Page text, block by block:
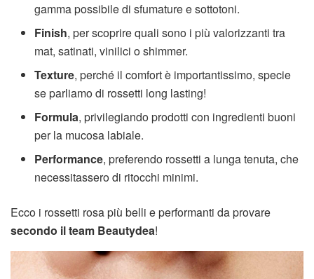
gamma possibile di sfumature e sottotoni.
Finish, per scoprire quali sono i più valorizzanti tra
mat, satinati, vinilici o shimmer.
Texture, perché il comfort è importantissimo, specie
se parliamo di rossetti long lasting!
Formula, privilegiando prodotti con ingredienti buoni
per la mucosa labiale.
Performance, preferendo rossetti a lunga tenuta, che
necessitassero di ritocchi minimi.
Ecco i rossetti rosa più belli e performanti da provare
secondo il team Beautydea!